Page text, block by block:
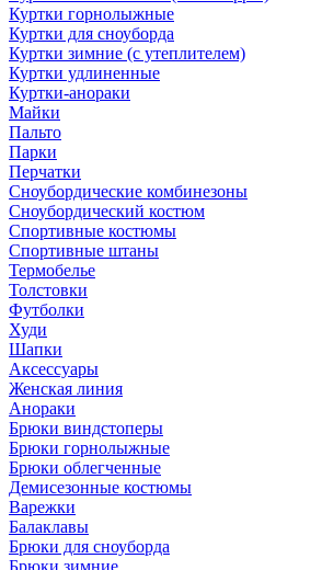
Куртки горнолыжные
Куртки для сноуборда
Куртки зимние (с утеплителем)
Куртки удлиненные
Куртки-анораки
Майки
Пальто
Парки
Перчатки
Сноубордические комбинезоны
Сноубордический костюм
Спортивные костюмы
Спортивные штаны
Термобелье
Толстовки
Футболки
Худи
Шапки
Аксессуары
Женская линия
Анораки
Брюки виндстоперы
Брюки горнолыжные
Брюки облегченные
Демисезонные костюмы
Варежки
Балаклавы
Брюки для сноуборда
Брюки зимние